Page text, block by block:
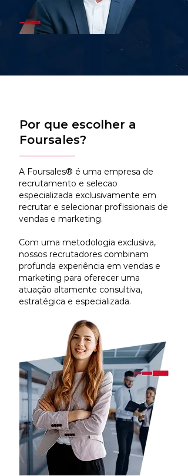
Por que escolher a
Foursales?
A Foursales® é uma empresa de
recrutamento e selecao
especializada exclusivamente em
recrutar e selecionar profissionais de
vendas e marketing.
Com uma metodologia exclusiva,
nossos recrutadores combinam
profunda experiência em vendas e
marketing para oferecer uma
atuação altamente consultiva,
estratégica e especializada.